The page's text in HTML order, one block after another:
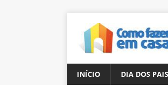
INÍCIO DIA DOS PAIS